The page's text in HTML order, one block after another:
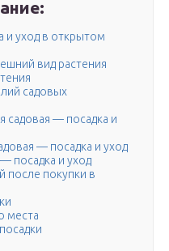
и уход в открытом
вид растения
садовых
садовая — посадка и
— посадка и уход
посадка и уход
после покупки в
места